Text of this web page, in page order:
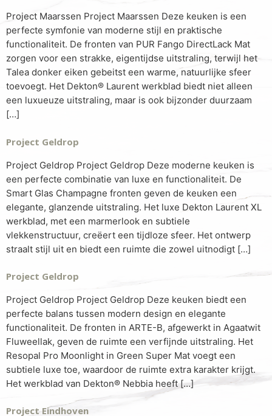
Project Maarssen Project Maarssen Deze keuken is een
perfecte symfonie van moderne stijl en praktische
functionaliteit. De fronten van PUR Fango DirectLack Mat
zorgen voor een strakke, eigentijdse uitstraling, terwijl het
Talea donker eiken gebeitst een warme, natuurlijke sfeer
toevoegt. Het Dekton® Laurent werkblad biedt niet alleen
een luxueuze uitstraling, maar is ook bijzonder duurzaam
[…]
Project Geldrop
Project Geldrop Project Geldrop Deze moderne keuken is
een perfecte combinatie van luxe en functionaliteit. De
Smart Glas Champagne fronten geven de keuken een
elegante, glanzende uitstraling. Het luxe Dekton Laurent XL
werkblad, met een marmerlook en subtiele
vlekkenstructuur, creëert een tijdloze sfeer. Het ontwerp
straalt stijl uit en biedt een ruimte die zowel uitnodigt […]
Project Geldrop
Project Geldrop Project Geldrop Deze keuken biedt een
perfecte balans tussen modern design en elegante
functionaliteit. De fronten in ARTE-B, afgewerkt in Agaatwit
Fluweellak, geven de ruimte een verfijnde uitstraling. Het
Resopal Pro Moonlight in Green Super Mat voegt een
subtiele luxe toe, waardoor de ruimte extra karakter krijgt.
Het werkblad van Dekton® Nebbia heeft […]
Project Eindhoven